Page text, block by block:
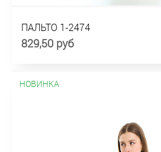
ПАЛЬТО 1-2474
829,50 руб
НОВИНКА